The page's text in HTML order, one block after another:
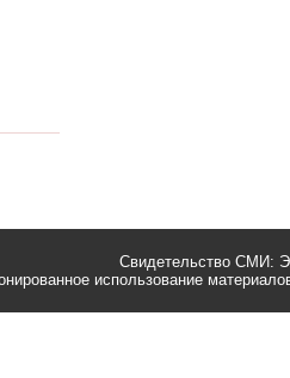
Свидетельство СМИ:
использование